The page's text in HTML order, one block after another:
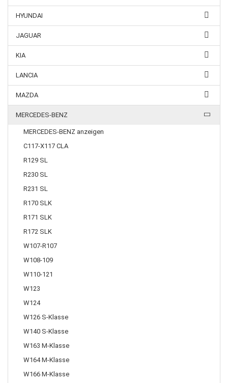
HYUNDAI
JAGUAR
KIA
LANCIA
MAZDA
MERCEDES-BENZ
MERCEDES-BENZ anzeigen
C117-X117 CLA
R129 SL
R230 SL
R231 SL
R170 SLK
R171 SLK
R172 SLK
W107-R107
W108-109
W110-121
W123
W124
W126 S-Klasse
W140 S-Klasse
W163 M-Klasse
W164 M-Klasse
W166 M-Klasse